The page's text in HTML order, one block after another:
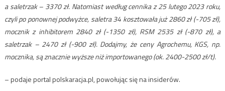
a saletrzak – 3370 zł. Natomiast według cennika z 25 lutego 2023 roku,
czyli po ponownej podwyżce, saletra 34 kosztowała już 2860 zł (-705 zł),
mocznik z inhibitorem 2840 zł (-1350 zł), RSM 2535 zł (-870 zł), a
saletrzak – 2470 zł (-900 zł). Dodajmy, że ceny Agrochemu, KGS, np.
mocznika, są znacznie wyższe niż importowanego (ok. 2400-2500 zł/t).
– podaje portal polskaracja.pl, powołując się na insiderów.